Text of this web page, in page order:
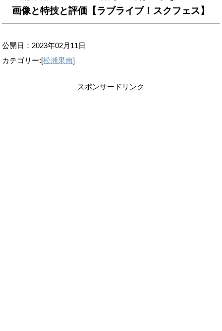
画像と特技と評価【ラブライブ！スクフェス】
公開日： 2023年02月11日
カテゴリー:[松浦果南]
スポンサードリンク